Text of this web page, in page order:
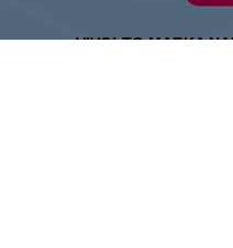
VIVO! TO MARKA